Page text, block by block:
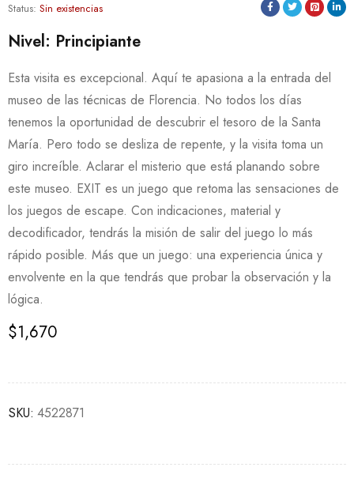
Status: Sin existencias
Nivel: Principiante
Esta visita es excepcional. Aquí te apasiona a la entrada del
museo de las técnicas de Florencia. No todos los días
tenemos la oportunidad de descubrir el tesoro de la Santa
María. Pero todo se desliza de repente, y la visita toma un
giro increíble. Aclarar el misterio que está planando sobre
este museo. EXIT es un juego que retoma las sensaciones de
los juegos de escape. Con indicaciones, material y
decodificador, tendrás la misión de salir del juego lo más
rápido posible. Más que un juego: una experiencia única y
envolvente en la que tendrás que probar la observación y la
lógica.
$1,670
SKU: 4522871